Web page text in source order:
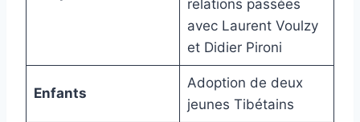
relations passées
avec Laurent Voulzy
et Didier Pironi
Enfants
Adoption de deux
jeunes Tibétains